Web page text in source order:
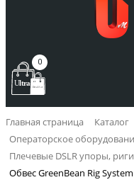
0
Главная страница Каталог
Операторское
Плечевые DSLR упоры,
Обвес GreenBean Rig